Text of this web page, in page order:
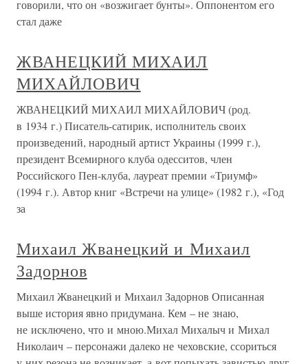
говорили, что он «возжигает бунты». Оппонентом его
стал даже
ЖВАНЕЦКИЙ МИХАИЛ
МИХАЙЛОВИЧ
ЖВАНЕЦКИЙ МИХАИЛ МИХАЙЛОВИЧ (род.
в 1934 г.) Писатель-сатирик, исполнитель своих
произведений, народный артист Украины (1999 г.),
президент Всемирного клуба одесситов, член
Российского Пен-клуба, лауреат премии «Триумф»
(1994 г.). Автор книг «Встречи на улице» (1982 г.), «Год
за
Михаил Жванецкий и Михаил
Задорнов
Михаил Жванецкий и Михаил Задорнов Описанная
выше история явно придумана. Кем – не знаю,
не исключено, что и мною.Михал Михалыч и Михал
Николаич – персонажи далеко не чеховские, ссориться